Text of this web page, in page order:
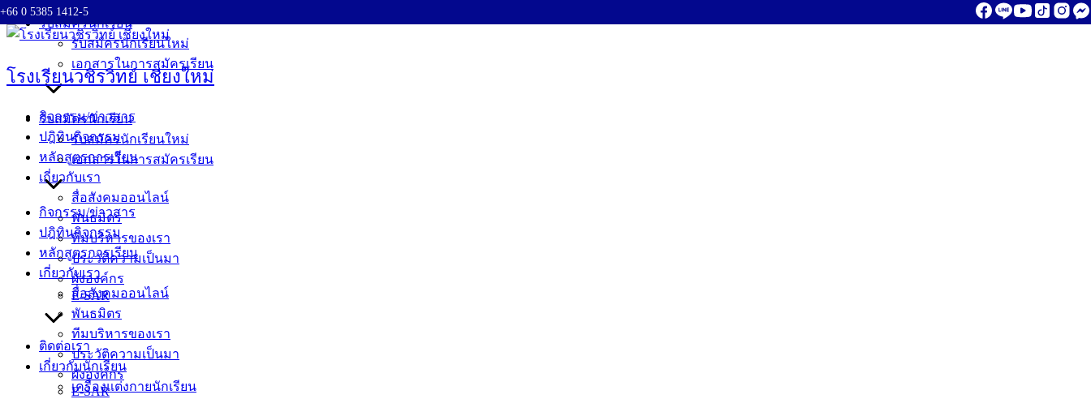
Skip
to
+66 0 5385 1412-5
โรงเรียนวชิรวิทย์ เชียงใหม่
รับสมัครนักเรียน
รับสมัครนักเรียนใหม่
เอกสารในการสมัครเรียน
กิจกรรม/ข่าวสาร
ปฎิทินกิจกรรม
หลักสูตรการเรียน
เกี่ยวกับเรา
สื่อสังคมออนไลน์
พันธมิตร
ทีมบริหารของเรา
ประวัติความเป็นมา
ผังองค์กร
E-SAR
รับสมัครนักเรียน
รับสมัครนักเรียนใหม่
เอกสารในการสมัครเรียน
กิจกรรม/ข่าวสาร
ปฎิทินกิจกรรม
หลักสูตรการเรียน
เกี่ยวกับเรา
สื่อสังคมออนไลน์
พันธมิตร
ทีมบริหารของเรา
ประวัติความเป็นมา
ผังองค์กร
E-SAR
ติดต่อเรา
เกี่ยวกับนักเรียน
เครื่องแต่งกายนักเรียน